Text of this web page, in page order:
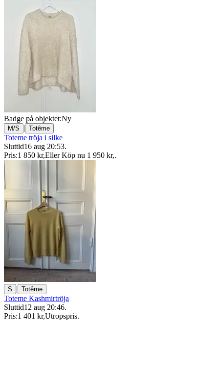
Badge på objektet:Ny
M/S | Totême
Toteme tröja i silke
Sluttid16 aug 20:53.
Pris:1 850 kr,Eller Köp nu 1 950 kr,.
S | Totême
Toteme Kashmirtröja
Sluttid12 aug 20:46.
Pris:1 401 kr,Utropspris.